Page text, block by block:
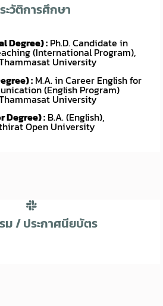
ะวัติการศึกษา
Degree) : Ph.D. Candidate in
(International Program),
University
: M.A. in Career English for
(English Program)
University
: B.A. (English),
Open University
ม / ประกาศนียบัตร